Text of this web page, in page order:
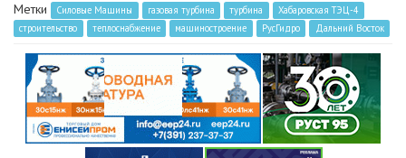
Метки Силовые Машины газовая турбина турбина
Хабаровская ТЭЦ-4
строительство
теплоснабжение машиностроение РусГидро Дальний Восток